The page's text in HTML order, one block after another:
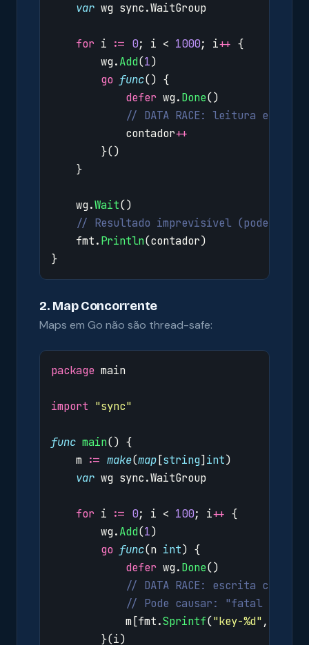
var wg sync.WaitGroup
for i := 0; i < 1000; i++ {
wg.Add(1)
go func() {
defer wg.Done()
// DATA RACE: leitura e
contador++
}()
}
wg.Wait()
// Resultado imprevisível (pode ser
fmt.Println(contador)
}
2. Map Concorrente
Maps em Go não são thread-safe:
package main
import "sync"
func main() {
m := make(map [string] int)
var wg sync.WaitGroup
for i := 0; i < 100; i++ {
wg.Add(1)
go func(n int) {
defer wg.Done()
// DATA RACE: escrita
// Pode causar: "fatal error:
m [fmt.Sprintf("key-%d",
}(i)